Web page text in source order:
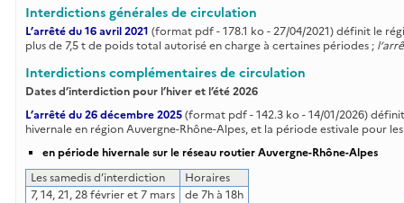
Interdictions générales de circulation
L’arrêté du 16 avril 2021 (format pdf - 178.1 ko - 27/04/2021) définit le
plus de 7,5 t de poids total autorisé en charge à certaines périodes ;
Interdictions complémentaires de circulation
Dates d’interdiction pour l’hiver et l’été 2026
L’arrêté du 26 décembre 2025 (format pdf - 142.3 ko - 14/01/2026)
hivernale en région Auvergne-Rhône-Alpes, et la période estivale pour
en période hivernale sur le réseau routier Auvergne-Rhône-Alpes
Les samedis d’interdiction
Horaires
7, 14, 21, 28 février et 7 mars
de 7h à 18h